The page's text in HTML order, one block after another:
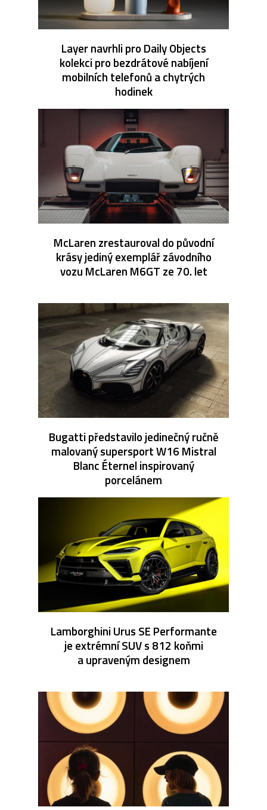
Layer navrhli pro Daily Objects
kolekci pro bezdrátové nabíjení
mobilních telefonů a chytrých
hodinek
McLaren zrestauroval do původní
krásy jediný exemplář závodního
vozu McLaren M6GT ze 70. let
Bugatti představilo jedinečný ručně
malovaný supersport W16 Mistral
Blanc Éternel inspirovaný
porcelánem
Lamborghini Urus SE Performante
je extrémní SUV s 812 koňmi
a upraveným designem